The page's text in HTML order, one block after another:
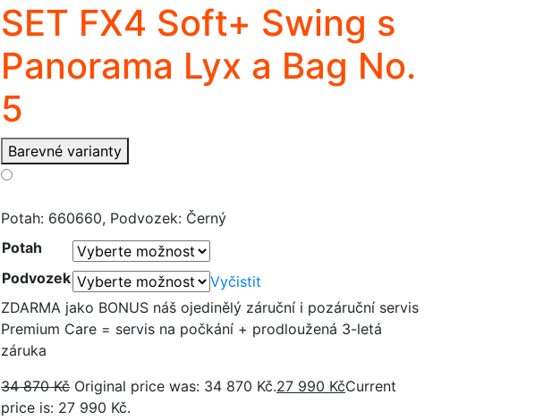
SET FX4 Soft+ Swing s
Panorama Lyx a Bag No.
5
Barevné varianty
Potah: 660660, Podvozek: Černý
Potah
Podvozek
Vyčistit
ZDARMA jako BONUS náš ojedinělý záruční i pozáruční servis
Premium Care = servis na počkání + prodloužená 3-letá
záruka
34 870Kč Original price was: 34 870 Kč.27 990 KčCurrent
price is: 27 990 Kč.